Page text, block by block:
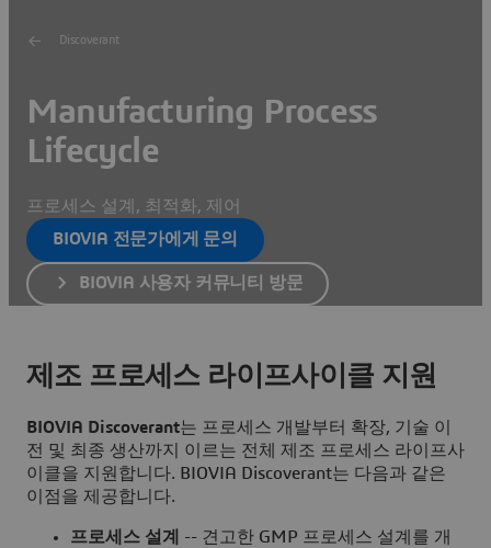
Discoverant
Manufacturing Process
Lifecycle
프로세스 설계, 최적화, 제어
BIOVIA 전문가에게 문의
BIOVIA 사용자 커뮤니티 방문
제조 프로세스 라이프사이클 지원
BIOVIA Discoverant는 프로세스 개발부터 확장, 기술 이
전 및 최종 생산까지 이르는 전체 제조 프로세스 라이프사
이클을 지원합니다. BIOVIA Discoverant는 다음과 같은
이점을 제공합니다.
프로세스 설계
-- 견고한 GMP 프로세스 설계를 개